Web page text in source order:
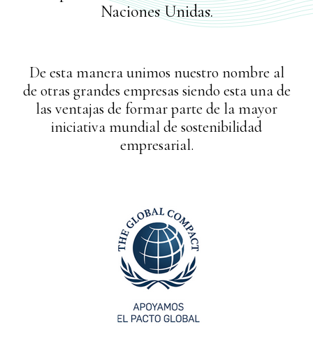
Naciones Unidas.
De esta manera unimos nuestro nombre al
de otras grandes empresas siendo esta una de
las ventajas de formar parte de la mayor
iniciativa mundial de sostenibilidad
empresarial.